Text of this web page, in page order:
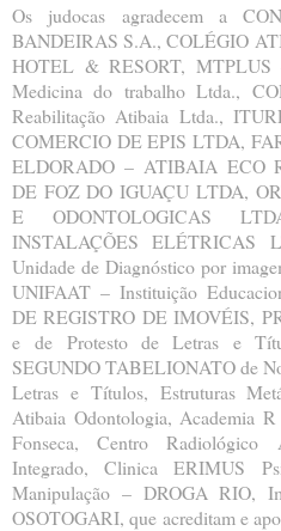
Os judocas agradecem a
BANDEIRAS S.A., COLÉGIO
HOTEL & RESORT, MTPLUS
Medicina do trabalho Ltda.,
Reabilitação Atibaia Ltda.,
COMERCIO DE EPIS LTDA,
ELDORADO – ATIBAIA ECO
DE FOZ DO IGUAÇULTDA,
E ODONTOLOGICAS
INSTALAÇÕES ELÉTRICAS
Unidade de Diagnóstico por
UNIFAAT – Instituição
DE REGISTRO DE IMOVÉIS,
ede Protesto de Letras e
SEGUNDO TABELIONATO de
Letras e Títulos, Estruturas
Atibaia Odontologia, Academia R
Fonseca, Centro
Integrado, Clinica ERIMUS
Manipulação – DROGA RIO,
OSOTOGARI, que acreditam e